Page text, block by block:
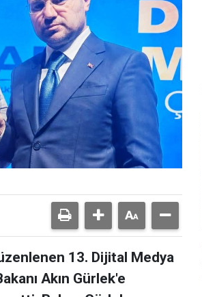
13. Dijital Medya
Akın Gürlek'e